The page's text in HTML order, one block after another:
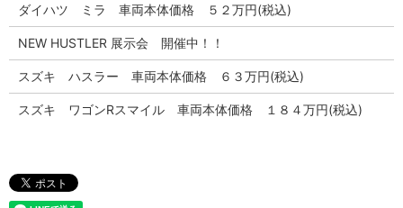
ダイハツ ミラ 車両本体価格 ５２万円(税込)
NEW HUSTLER 展示会 開催中！！
スズキ ハスラー 車両本体価格 ６３万円(税込)
スズキ ワゴンRスマイル 車両本体価格 １８４万円(税込)